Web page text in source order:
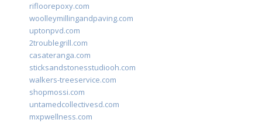
rifloorepoxy.com
woolleymillingandpaving.com
uptonpvd.com
2troublegrill.com
casateranga.com
sticksandstonesstudiooh.com
walkers-treeservice.com
shopmossi.com
untamedcollectivesd.com
mxpwellness.com